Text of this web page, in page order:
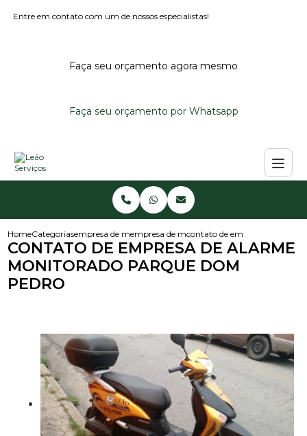
Entre em contato com um de nossos especialistas!
Faça seu orçamento agora mesmo
Faça seu orçamento por Whatsapp
HomeCategoriasempresa de monitoramento de alarmes
empresa de monitoramento de alarme
contato de empresa de
CONTATO DE EMPRESA DE ALARME
MONITORADO PARQUE DOM
PEDRO